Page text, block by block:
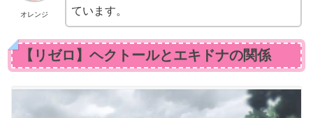
オレンジ
ています。
【リゼロ】ヘクトールとエキドナの関係